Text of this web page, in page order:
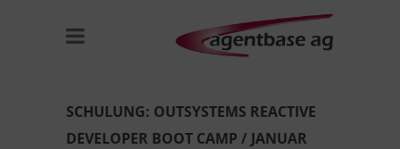
SCHULUNG: OUTSYSTEMS REACTIVE
DEVELOPER BOOT CAMP / JANUAR